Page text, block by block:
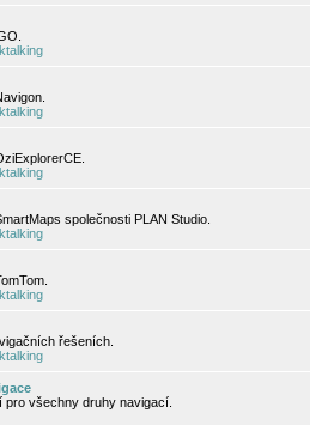
společnosti PLAN Studio.
řešeních.
všechny druhy navigací.